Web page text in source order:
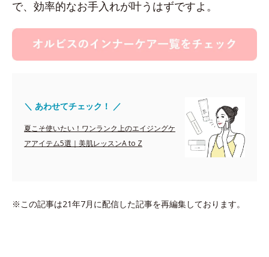
で、効率的なお手入れが叶うはずですよ。
＼ あわせてチェック！ ／
夏こそ使いたい！ワンランク上のエイジングケ
アアイテム5選｜美肌レッスンA to Z
※この記事は21年7月に配信した記事を再編集しております。